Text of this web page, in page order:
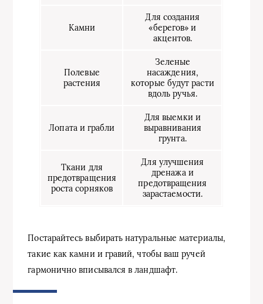
Камни
Для создания
«берегов» и
акцентов.
Полевые
растения
Зеленые
насаждения,
которые будут расти
вдоль ручья.
Лопата и грабли
Для выемки и
выравнивания
грунта.
Ткани для
предотвращения
роста сорняков
Для улучшения
дренажа и
предотвращения
зарастаемости.
Постарайтесь выбирать натуральные материалы,
такие как камни и гравий, чтобы ваш ручей
гармонично вписывался в ландшафт.